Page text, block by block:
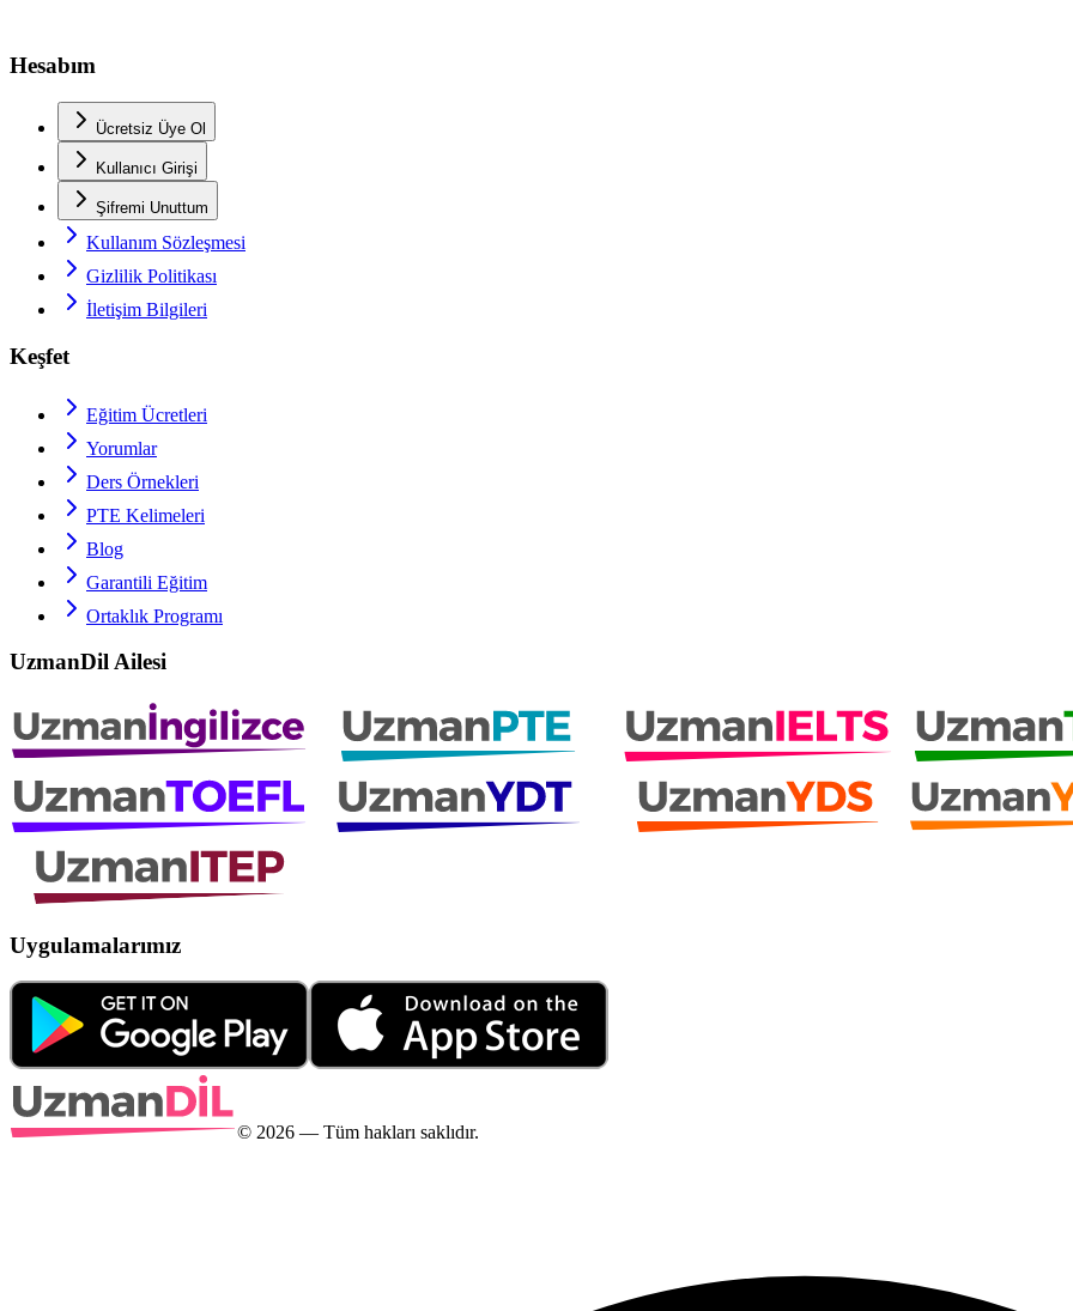
Hesabım
Ücretsiz Üye Ol
Kullanıcı Girişi
Şifremi Unuttum
Kullanım Sözleşmesi
Gizlilik Politikası
İletişim Bilgileri
Keşfet
Eğitim Ücretleri
Yorumlar
Ders Örnekleri
PTE Kelimeleri
Blog
Garantili Eğitim
Ortaklık Programı
UzmanDil Ailesi
Uygulamalarımız
© 2026 — Tüm hakları saklıdır.